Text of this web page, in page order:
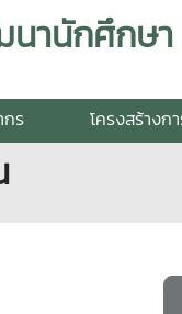
านักศึกษ
กร โครงสร้างก